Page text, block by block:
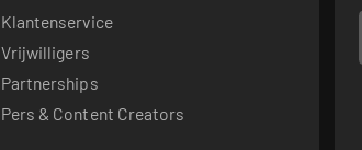
Klantenservice
Vrijwilligers
Partnerships
Pers & Content Creators